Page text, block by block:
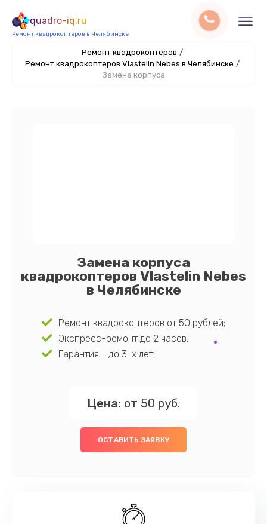
quadro-iq.ru
Ремонт квадрокоптеров в Челябинске
Ремонт квадрокоптеров /
Ремонт квадрокоптеров Vlastelin Nebes в Челябинске /
Замена корпуса
Замена корпуса
квадрокоптеров Vlastelin Nebes
в Челябинске
Ремонт квадрокоптеров от 50 рублей;
Экспресс-ремонт до 2 часов;
Гарантия - до 3-х лет;
Цена: от 50 руб.
ОСТАВИТЬ ЗАЯВКУ